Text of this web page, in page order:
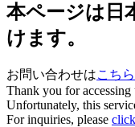
本ページは日
けます。
お問い合わせはこちら
Thank you for accessing
Unfortunately, this
For inquiries, please